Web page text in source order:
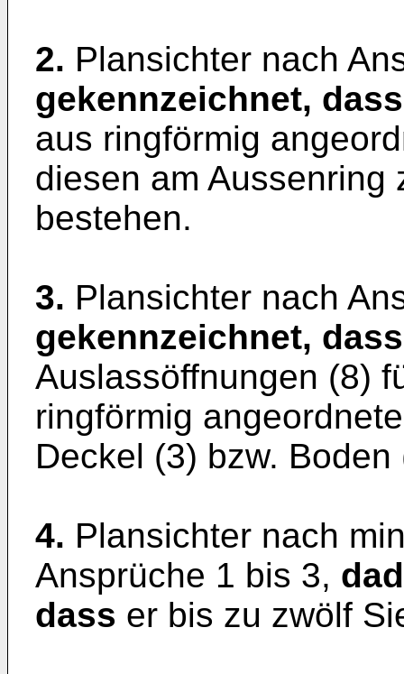
2. Plansichter nach
gekennzeichnet, dass
aus ringförmig
diesen am Aussenring
bestehen.
3. Plansichter nach
gekennzeichnet, dass
Auslassöffnungen (8)
ringförmig
Deckel (3) bzw.
4. Plansichter nach
Ansprüche 1 bis 3,
dass er bis zu zwölf